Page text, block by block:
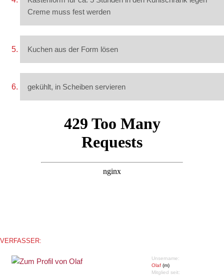
Creme muss fest werden
Kuchen aus der Form lösen
gekühlt, in Scheiben servieren
VERFASSER:
Unsername:
Olaf (m)
Mitglied seit: